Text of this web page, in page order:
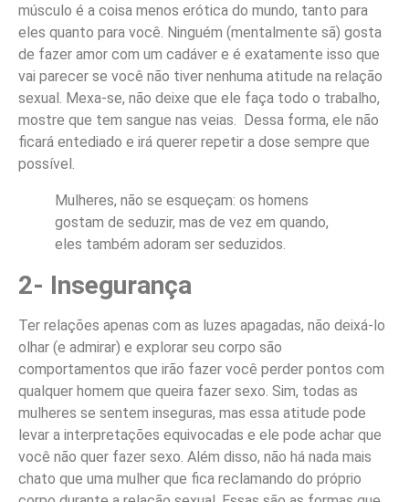
músculo é a coisa menos erótica do mundo, tanto para
eles quanto para você. Ninguém (mentalmente sã) gosta
de fazer amor com um cadáver e é exatamente isso que
vai parecer se você não tiver nenhuma atitude na relação
sexual. Mexa-se, não deixe que ele faça todo o trabalho,
mostre que tem sangue nas veias. Dessa forma, ele não
ficará entediado e irá querer repetir a dose sempre que
possível.
Mulheres, não se esqueçam: os homens
gostam de seduzir, mas de vez em quando,
eles também adoram ser seduzidos.
2- Insegurança
Ter relações apenas com as luzes apagadas, não deixá-lo
olhar (e admirar) e explorar seu corpo são
comportamentos que irão fazer você perder pontos com
qualquer homem que queira fazer sexo. Sim, todas as
mulheres se sentem inseguras, mas essa atitude pode
levar a interpretações equivocadas e ele pode achar que
você não quer fazer sexo. Além disso, não há nada mais
chato que uma mulher que fica reclamando do próprio